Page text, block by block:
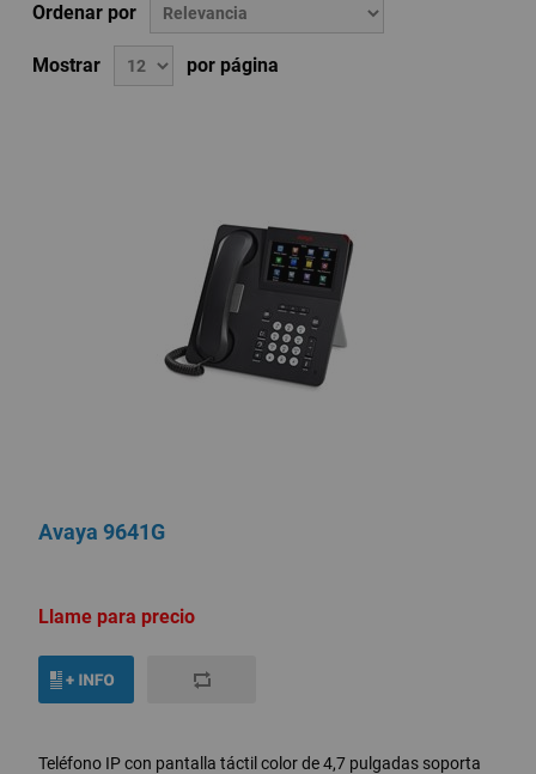
Ordenar por
Mostrar por página
Avaya 9641G
Llame para precio
Teléfono IP con pantalla táctil color de 4,7 pulgadas soporta